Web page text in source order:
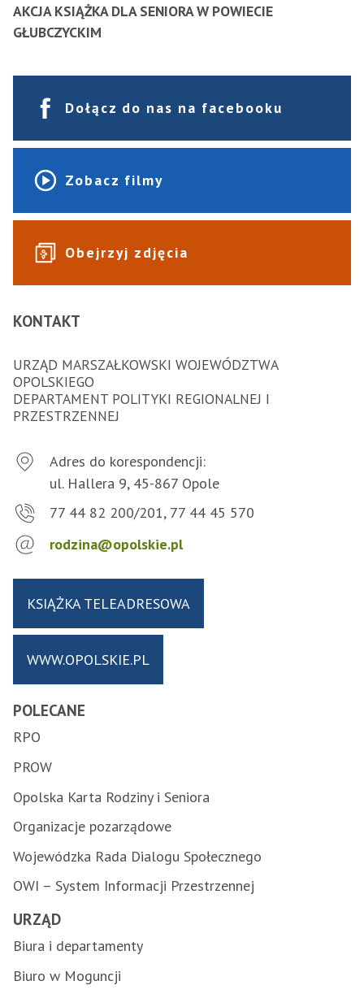
AKCJA KSIĄŻKA DLA SENIORA W POWIECIE
GŁUBCZYCKIM
Dołącz do nas na facebooku
Zobacz filmy
Obejrzyj zdjęcia
KONTAKT
URZĄD MARSZAŁKOWSKI WOJEWÓDZTWA
OPOLSKIEGO
DEPARTAMENT POLITYKI REGIONALNEJ I
PRZESTRZENNEJ
Adres do korespondencji:
ul. Hallera 9, 45-867 Opole
77 44 82 200/201, 77 44 45 570
rodzina@opolskie.pl
KSIĄŻKA TELEADRESOWA
WWW.OPOLSKIE.PL
POLECANE
RPO
PROW
Opolska Karta Rodziny i Seniora
Organizacje pozarządowe
Wojewódzka Rada Dialogu Społecznego
OWI – System Informacji Przestrzennej
URZĄD
Biura i departamenty
Biuro w Moguncji